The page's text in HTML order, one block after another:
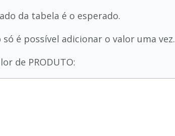
da tabela é o esperado.
só é possível adicionar o valor uma vez.
de PRODUTO: